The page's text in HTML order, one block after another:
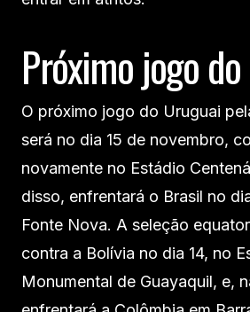
Próximo jogo
O próximo jogo do Uruguai
será no dia 15 de novembro,
novamente no Estádio
disso, enfrentará o Brasil no
Fonte Nova. A seleção
contra a Bolívia no dia 14, no
Monumental de Guayaquil, e,